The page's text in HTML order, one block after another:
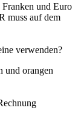
und Euro
muss auf dem
verwenden?
und orangen